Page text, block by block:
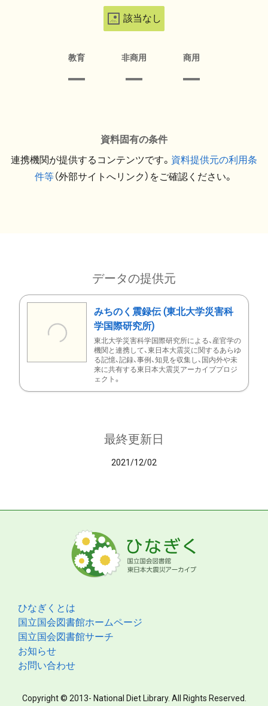
該当なし
教育 非商用 商用
資料固有の条件
連携機関が提供するコンテンツです。 資料提供元の利用条
件等（外部サイトへリンク）をご確認ください。
データの提供元
みちのく震録伝 (東北大学災害科
学国際研究所)
東北大学災害科学国際研究所による、産官学の
機関と連携して、東日本大震災に関するあらゆ
る記憶、記録、事例、知見を収集し、国内外や未
来に共有する東日本大震災アーカイブプロジ
ェクト。
最終更新日
2021/12/02
ひなぎくとは
国立国会図書館ホームページ
国立国会図書館サーチ
お知らせ
お問い合わせ
Copyright © 2013- National Diet Library. All Rights Reserved.